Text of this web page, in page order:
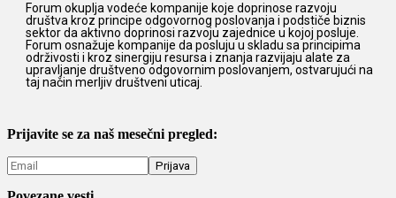
Forum okuplja vodeće kompanije koje doprinose razvoju
društva kroz principe odgovornog poslovanja i podstiče biznis
sektor da aktivno doprinosi razvoju zajednice u kojoj posluje.
Forum osnažuje kompanije da posluju u skladu sa principima
održivosti i kroz sinergiju resursa i znanja razvijaju alate za
upravljanje društveno odgovornim poslovanjem, ostvarujući na
taj način merljiv društveni uticaj.
Prijavite se za naš mesečni pregled: